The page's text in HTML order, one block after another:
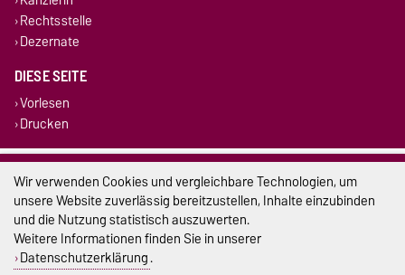
Rechtsstelle
Dezernate
DIESE SEITE
Vorlesen
Drucken
Impressum
Datenschutz
Barrierefreiheit
Wir verwenden Cookies und vergleichbare Technologien, um
unsere Website zuverlässig bereitzustellen, Inhalte einzubinden
und die Nutzung statistisch auszuwerten.
Weitere Informationen finden Sie in unserer
Datenschutzerklärung.